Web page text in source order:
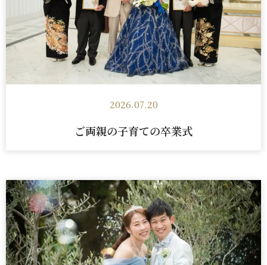
2026.07.20
ご両親の子育ての卒業式